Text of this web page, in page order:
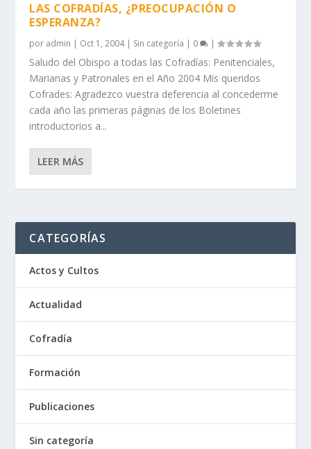
LAS COFRADÍAS, ¿PREOCUPACIÓN O
ESPERANZA?
por admin | Oct 1, 2004| Sin categoría | 0 |
Saludo del Obispo a todas las Cofradías: Penitenciales,
Marianas y Patronales en el Año 2004 Mis queridos
Cofrades: Agradezco vuestra deferencia al concederme
cada año las pri­meras páginas de los Boletines
introductorios a...
LEER MÁS
CATEGORÍAS
Actos y Cultos
Actualidad
Cofradía
Formación
Publicaciones
Sin categoría